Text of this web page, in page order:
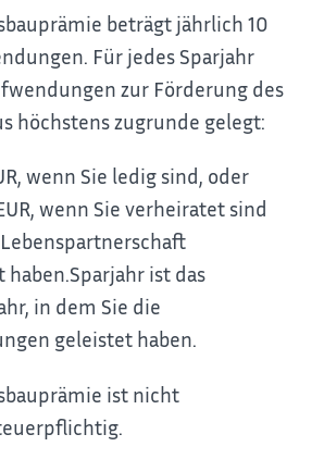
beträgt jährlich 10
Für jedes Sparjahr
zur Förderung des
höchstens zugrunde gelegt:
wenn Sie ledig sind, oder
wenn Sie verheiratet sind
haben.Sparjahr ist das
in dem Sie die
geleistet haben.
ist nicht